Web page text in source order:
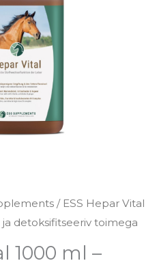
/ ESS Hepar Vital
detoksifitseeriv toimega
1000 ml –